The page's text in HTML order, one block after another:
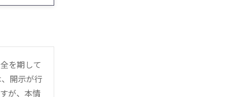
を期して
開示が行
が、本情